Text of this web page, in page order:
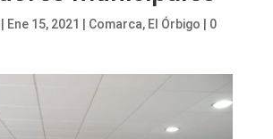
Ene 15, 2021 Comarca, El Órbigo
0